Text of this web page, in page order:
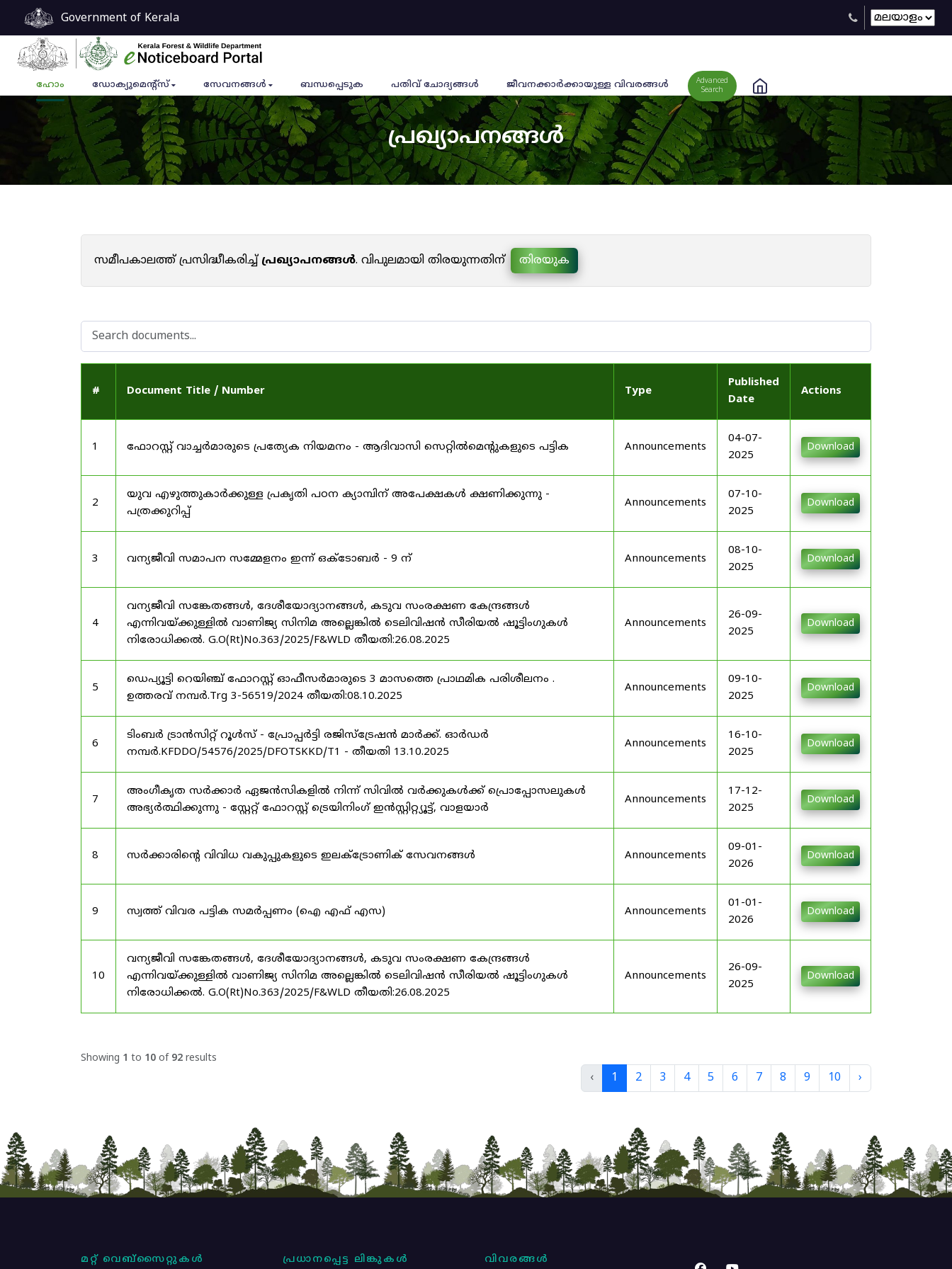
Government of Kerala
ഹോം ഡോക്യുമെൻ്റ്സ് സേവനങ്ങൾ ബന്ധപ്പെടുക പതിവ് ചോദ്യങ്ങൾ ജീവനക്കാര്‍ക്കായുള്ള വിവരങ്ങള്‍
Advanced
Search
പ്രഖ്യാപനങ്ങൾ
സമീപകാലത്ത് പ്രസിദ്ധീകരിച്ച്പ്രഖ്യാപനങ്ങൾ. വിപുലമായി തിരയുന്നതിന് തിരയുക
# Document Title / Number Type
Published
Date
Actions
1 ഫോറസ്റ്റ് വാച്ചർമാരുടെ പ്രത്യേക നിയമനം - ആദിവാസി സെറ്റിൽമെന്റുകളുടെ പട്ടിക Announcements
04-07-
2025
Download
2
യുവ എഴുത്തുകാർക്കുള്ള പ്രകൃതി പഠന ക്യാമ്പിന് അപേക്ഷകൾ ക്ഷണിക്കുന്നു -
പത്രക്കുറിപ്പ്
Announcements
07-10-
2025
Download
3 വന്യജീവി സമാപന സമ്മേളനം ഇന്ന് ഒക്ടോബർ - 9 ന് Announcements
08-10-
2025
Download
4
വന്യജീവി സങ്കേതങ്ങൾ, ദേശീയോദ്യാനങ്ങൾ, കടുവ സംരക്ഷണ കേന്ദ്രങ്ങൾ
എന്നിവയ്ക്കുള്ളിൽ വാണിജ്യ സിനിമ അല്ലെങ്കിൽ ടെലിവിഷൻ സീരിയൽ ഷൂട്ടിംഗുകൾ
നിരോധിക്കൽ. G.O(Rt)No.363/2025/F&WLD തീയതി:26.08.2025
Announcements
26-09-
2025
Download
5
ഡെപ്യൂട്ടി റെയിഞ്ച് ഫോറസ്റ്റ് ഓഫീസർമാരുടെ 3 മാസത്തെ പ്രാഥമിക പരിശീലനം .
ഉത്തരവ് നമ്പർ.Trg 3-56519/2024 തീയതി:08.10.2025
Announcements
09-10-
2025
Download
6
ടിംബർ ട്രാൻസിറ്റ് റൂൾസ് - പ്രോപ്പർട്ടി രജിസ്ട്രേഷൻ മാർക്ക്. ഓർഡർ
നമ്പർ.KFDDO/54576/2025/DFOTSKKD/T1 - തീയതി 13.10.2025
Announcements
16-10-
2025
Download
7
അംഗീകൃത സർക്കാർ ഏജൻസികളിൽ നിന്ന് സിവിൽ വർക്കുകൾക്ക് പ്രൊപ്പോസലുകൾ
അഭ്യർത്ഥിക്കുന്നു - സ്റ്റേറ്റ് ഫോറസ്റ്റ് ട്രെയിനിംഗ് ഇൻസ്റ്റിറ്റ്യൂട്ട്, വാളയാർ
Announcements
17-12-
2025
Download
8 സർക്കാരിന്റെ വിവിധ വകുപ്പുകളുടെ ഇലക്ട്രോണിക് സേവനങ്ങൾ Announcements
09-01-
2026
Download
9 സ്വത്ത് വിവര പട്ടിക സമർപ്പണം (ഐ എഫ് എസ) Announcements
01-01-
2026
Download
10
വന്യജീവി സങ്കേതങ്ങൾ, ദേശീയോദ്യാനങ്ങൾ, കടുവ സംരക്ഷണ കേന്ദ്രങ്ങൾ
എന്നിവയ്ക്കുള്ളിൽ വാണിജ്യ സിനിമ അല്ലെങ്കിൽ ടെലിവിഷൻ സീരിയൽ ഷൂട്ടിംഗുകൾ
നിരോധിക്കൽ. G.O(Rt)No.363/2025/F&WLD തീയതി:26.08.2025
Announcements
26-09-
2025
Download
Showing 1 to 10 of 92 results
‹ 1 2 3 4 5 6 7 8 9 10 ›
മറ്റ് വെബ്സൈറ്റുകൾ പ്രധാനപ്പെട്ട ലിങ്കുകൾ വിവരങ്ങൾ